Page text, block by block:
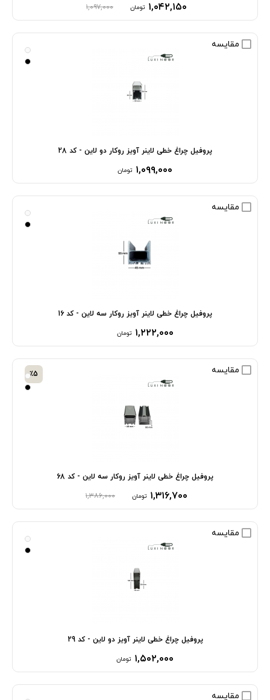
۱,۰۴۲,۱۵۰ تومان ۱,۰۹۷,۰۰۰
مقایسه
پروفیل چراغ خطی لاینر آویز روکار دو لاین - کد 28
۱,۰۹۹,۰۰۰ تومان
مقایسه
پروفیل چراغ خطی لاینر آویز روکار سه لاین - کد 16
۱,۲۲۲,۰۰۰ تومان
مقایسه
پروفیل چراغ خطی لاینر آویز روکار سه لاین - کد 68
۱,۳۱۶,۷۰۰ تومان ۱,۳۸۶,۰۰۰
٪5
مقایسه
پروفیل چراغ خطی لاینر آویز دو لاین - کد 29
۱,۵۰۲,۰۰۰ تومان
مقایسه